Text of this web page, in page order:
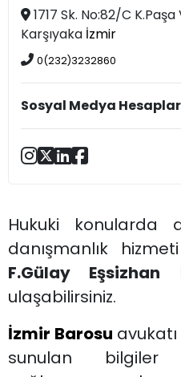
1717 Sk. No:82/C K.Paşa
Karşıyaka İzmir
0(232)3232860
Sosyal Medya
Hukuki konularda
danışmanlık
F.Gülay Eşsizhan
ulaşabilirsiniz.
İzmir Barosu avukatı
sunulan bilgiler